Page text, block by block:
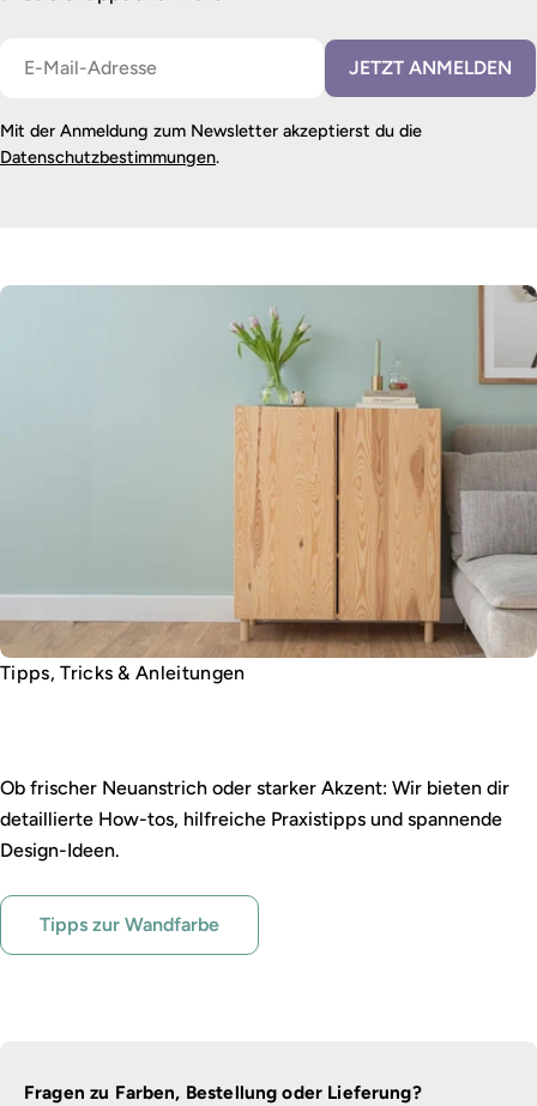
JETZT ANMELDEN
Mit der Anmeldung zum Newsletter akzeptierst du die
Datenschutzbestimmungen.
Tipps, Tricks & Anleitungen
Ob frischer Neuanstrich oder starker Akzent: Wir bieten dir
detaillierte How-tos, hilfreiche Praxistipps und spannende
Design-Ideen.
Tipps zur Wandfarbe
Fragen zu Farben, Bestellung oder Lieferung?